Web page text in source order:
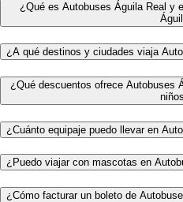
¿Qué es Autobuses Águila Real y
¿A qué destinos y ciudades viaja
¿Qué descuentos ofrece Autobuses
¿Cuánto equipaje puedo llevar en
¿Puedo viajar con mascotas en
¿Cómo facturar un boleto de